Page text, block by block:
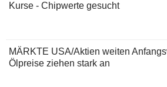
Kurse - Chipwerte gesucht
MÄRKTE USA/Aktien weiten
Ölpreise ziehen stark an